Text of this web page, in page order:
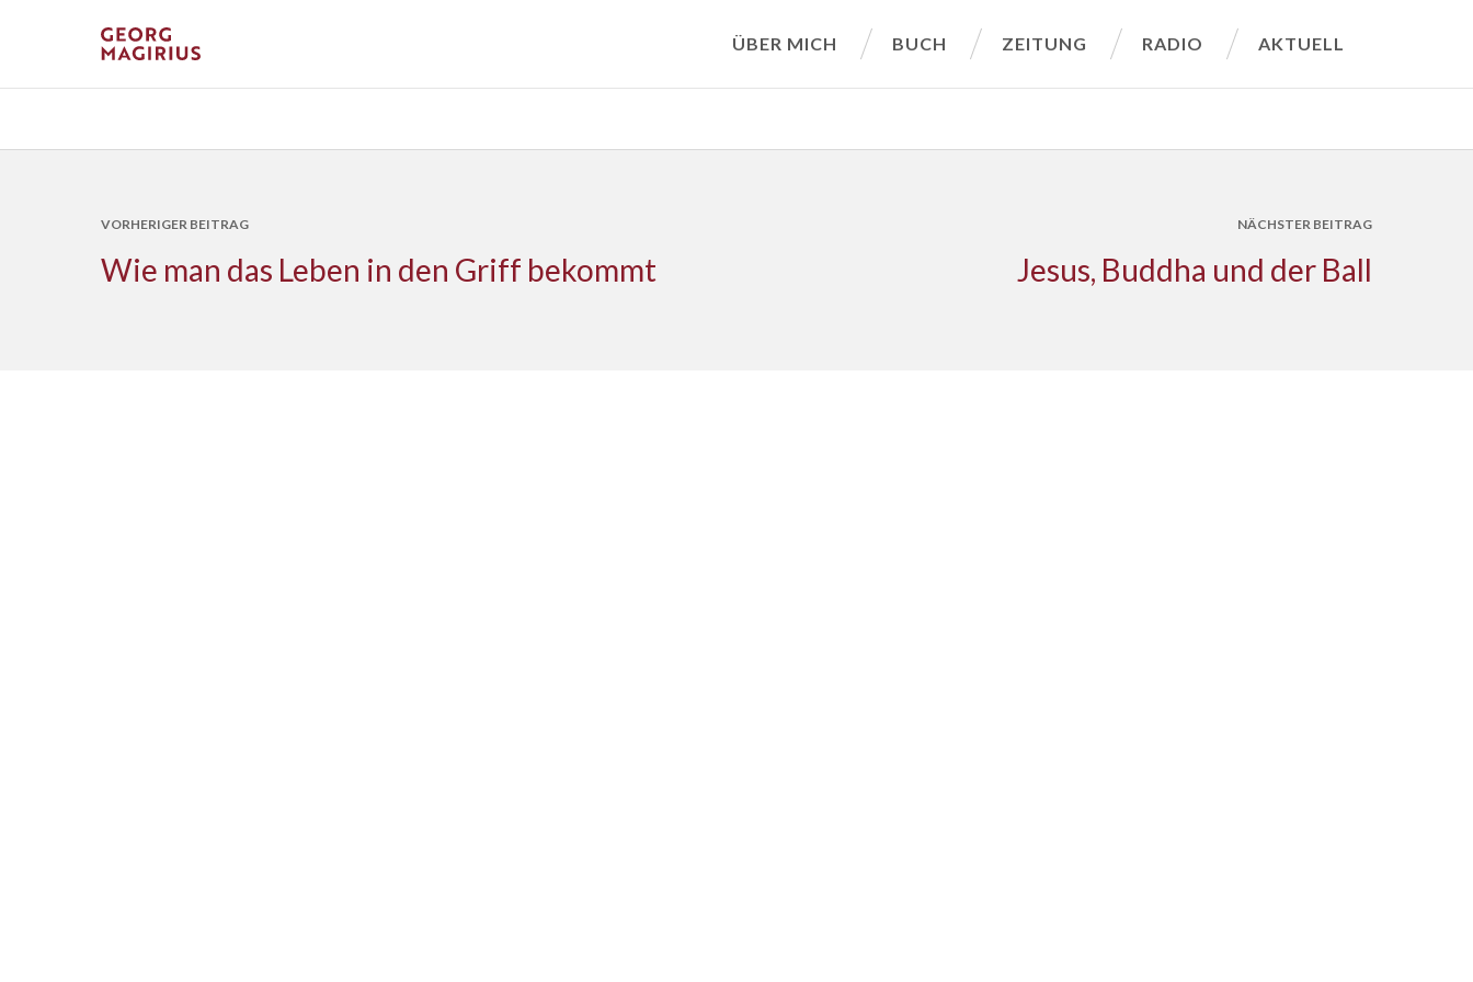
ÜBER MICH BUCH ZEITUNG RADIO AKTUELL
VORHERIGER BEITRAG
Wie man das Leben in den Griff bekommt
NÄCHSTER BEITRAG
Jesus, Buddha und der Ball